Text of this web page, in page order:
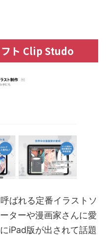
フト Clip Studo
ばれる定番イラストソ
ターや漫画家さんに愛
iPad版が出されて話題